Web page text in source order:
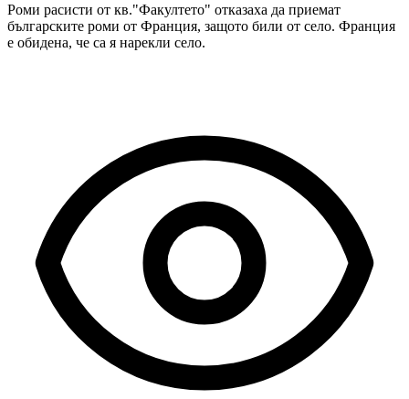
Роми расисти от кв."Факултето" отказаха да приемат
българските роми от Франция, защото били от село. Франция
е обидена, че са я нарекли село.